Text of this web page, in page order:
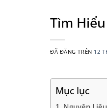
Tìm
ĐÃ ĐĂNG TRÊN 12
Mục lục